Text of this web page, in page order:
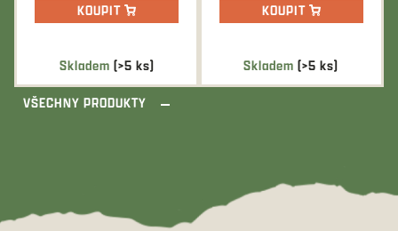
Skladem (>5 ks)
KOUPIT
Skladem(>5 ks)
KOUPIT
VŠECHNY PRODUKTY